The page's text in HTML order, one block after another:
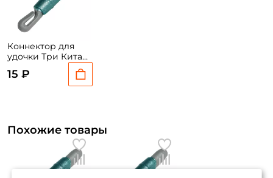
Коннектор для
удочки Три Кита
15 ₽
Похожие товары